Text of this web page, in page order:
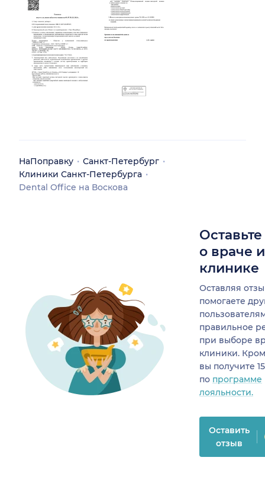
НаПоправку
Санкт-Петербург
Клиники Санкт-Петербурга
Dental Office на Воскова
о враче
клинике
Оставляя
помогаете
правильное
при выборе
клиники.
вы получите
по программе
лояльности.
Оставить
отзыв